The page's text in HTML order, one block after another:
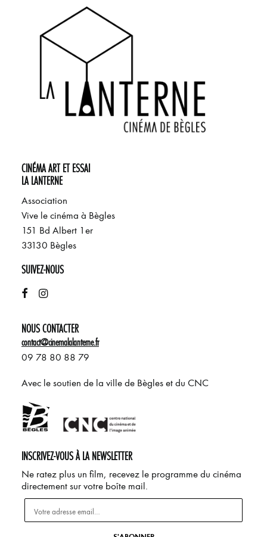
CINÉMA ART ET ESSAI
LA LANTERNE
Association
Vive le cinéma à Bègles
151 Bd Albert 1er
33130 Bègles
SUIVEZ-NOUS
NOUS CONTACTER
contact@cinemalalanterne.fr
09 78 80 88 79
Avec le soutien de la ville de Bègles et du CNC
INSCRIVEZ-VOUS À LA NEWSLETTER
Ne ratez plus un film, recevez le programme du cinéma
directement sur votre boîte mail.